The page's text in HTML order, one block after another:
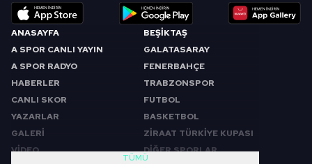
ANASAYFA
A SPOR CANLI YAYIN
A SPOR RADYO
HABERLER
CANLI SKOR
YAZARLAR
GALERİ
VİDEO
BEŞİKTAŞ
GALATASARAY
FENERBAHÇE
TRABZONSPOR
FUTBOL
BASKETBOL
ZİRAAT TÜRKİYE KUPASI
DİĞER SPORLAR
TÜMÜ